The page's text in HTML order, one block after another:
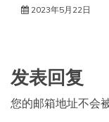
2023年5月22日
发表回复
您的邮箱地址不会